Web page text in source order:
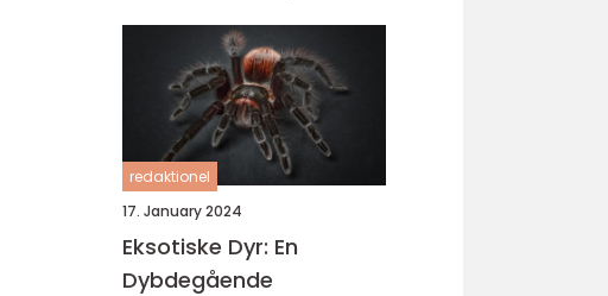
redaktionel
17. January 2024
Eksotiske Dyr: En
Dybdegående